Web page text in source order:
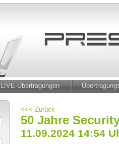
LIVE-Übertragungen
<<< Zurück
50 Jahre
11.09.2024 14:54